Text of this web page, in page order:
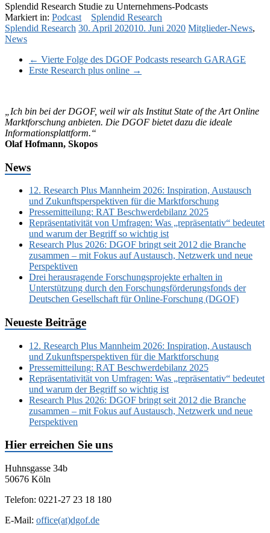
Splendid Research Studie zu Unternehmens-Podcasts
Markiert in: Podcast
Splendid Research
Splendid Research 30. April 202010. Juni 2020 Mitglieder-News,
News
← Vierte Folge des DGOF Podcasts research GARAGE
Erste Research plus online →
„Ich bin bei der DGOF, weil wir als Institut State of the Art Online
Marktforschung anbieten. Die DGOF bietet dazu die ideale
Informationsplattform.“
Olaf Hofmann, Skopos
News
12. Research Plus Mannheim 2026: Inspiration, Austausch
und Zukunftsperspektiven für die Marktforschung
Pressemitteilung: RAT Beschwerdebilanz 2025
Repräsentativität von Umfragen: Was „repräsentativ“ bedeutet
und warum der Begriff so wichtig ist
Research Plus 2026: DGOF bringt seit 2012 die Branche
zusammen – mit Fokus auf Austausch, Netzwerk und neue
Perspektiven
Drei herausragende Forschungsprojekte erhalten in
Unterstützung durch den Forschungsförderungsfonds der
Deutschen Gesellschaft für Online-Forschung (DGOF)
Neueste Beiträge
12. Research Plus Mannheim 2026: Inspiration, Austausch
und Zukunftsperspektiven für die Marktforschung
Pressemitteilung: RAT Beschwerdebilanz 2025
Repräsentativität von Umfragen: Was „repräsentativ“ bedeutet
und warum der Begriff so wichtig ist
Research Plus 2026: DGOF bringt seit 2012 die Branche
zusammen – mit Fokus auf Austausch, Netzwerk und neue
Perspektiven
Hier erreichen Sie uns
Huhnsgasse 34b
50676 Köln
Telefon: 0221-27 23 18 180
E-Mail: office(at)dgof.de